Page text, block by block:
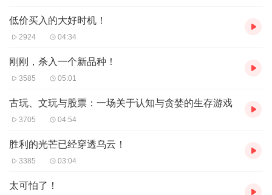
在哪里。前两天我问了老妈，老妈根本不记得有这么个砚
了。好在我已经开始总结教训，把家里的老物件都放在档案
盒和档袋袋里专门存放，并告知儿子不要抛弃，至少未来几
十年它们应该会保存得很好。
从长久看注定一切都会灰飞湮灭，但是我们作为凡夫俗子，
低价买入的大好时机！
2924 04:34
刚刚，杀入一个新品种！
3585 05:01
古玩、文玩与股票：一场关于认知与贪婪的生存游戏
3705 04:54
胜利的光芒已经穿透乌云！
3385 03:04
太可怕了！